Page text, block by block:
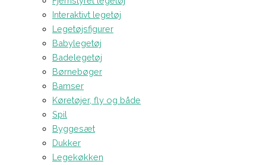
Interaktivt legetøj
Legetøjsfigurer
Babylegetøj
Badelegetøj
Børnebøger
Bamser
Køretøjer, fly og både
Spil
Byggesæt
Dukker
Legekøkken